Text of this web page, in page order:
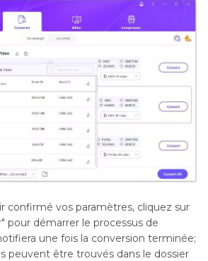
confirmé vos paramètres, cliquez sur
pour démarrer le processus de
une fois la conversion terminée;
peuvent être trouvés dans le dossier